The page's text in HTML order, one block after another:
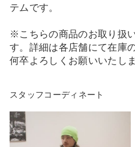
テムです。
※こちらの商品のお取り扱
す。詳細は各店舗にて在庫
何卒よろしくお願いいたしま
スタッフコーディネート